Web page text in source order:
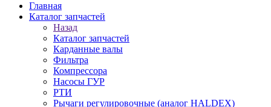
Главная
Каталог запчастей
Назад
Каталог запчастей
Карданные валы
Фильтра
Компрессора
Насосы ГУР
РТИ
Рычаги регулировочные (аналог HALDEX)